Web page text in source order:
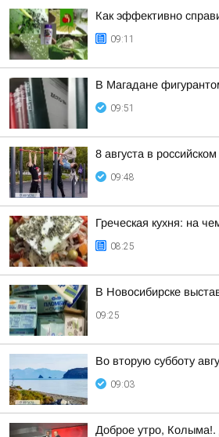
Как эффективно
09:11
В Магадане
09:51
8 августа в
09:48
Греческая кухня: на
08:25
В Новосибирске
09:25
Во вторую субботу
09:03
Доброе утро, Колыма!.